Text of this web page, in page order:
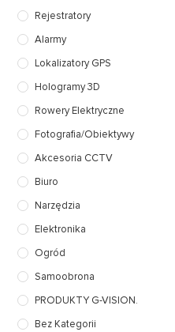
Rejestratory
Alarmy
Lokalizatory GPS
Hologramy 3D
Rowery Elektryczne
Fotografia/Obiektywy
Akcesoria CCTV
Biuro
Narzędzia
Elektronika
Ogród
Samoobrona
PRODUKTY G-VISION.
Bez Kategorii